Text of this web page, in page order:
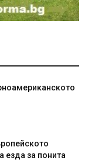
езда за понита